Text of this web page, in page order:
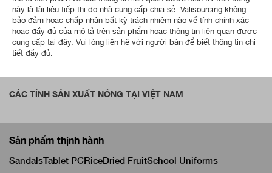
này là tài liệu tiếp thị do nhà cung cấp chia sẻ. Valisourcing không
bảo đảm hoặc chấp nhận bất kỳ trách nhiệm nào về tính chính xác
hoặc đầy đủ của mô tả trên sản phẩm hoặc thông tin liên quan được
cung cấp tại đây. Vui lòng liên hệ với người bán để biết thông tin chi
tiết đầy đủ.
CÁC TỈNH SẢN XUẤT NÓNG TẠI VIỆT NAM
Sản phẩm thịnh hành
SandalsTablet PCRiceDried FruitSchool Uniforms